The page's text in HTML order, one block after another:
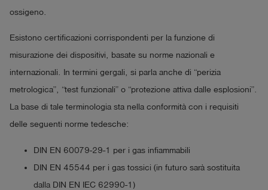
ossigeno.
Esistono certificazioni corrispondenti per la funzione di
misurazione dei dispositivi, basate su norme nazionali e
internazionali. In termini gergali, si parla anche di “perizia
metrologica”, “test funzionali” o “protezione attiva dalle esplosioni”.
La base di tale terminologia sta nella conformità con i requisiti
delle seguenti norme tedesche:
DIN EN 60079-29-1 per i gas infiammabili
DIN EN 45544 per i gas tossici (in futuro sarà sostituita
dalla DIN EN IEC 62990-1)